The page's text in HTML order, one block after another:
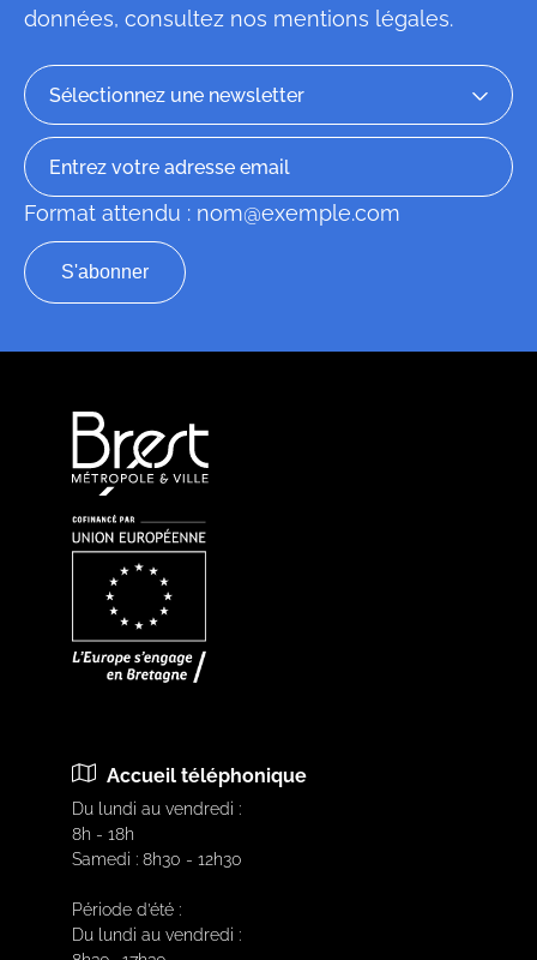
données, consultez nos mentions légales.
Format attendu : nom@exemple.com
Accueil téléphonique
Du lundi au vendredi :
8h - 18h
Samedi : 8h30 - 12h30
Période d’été :
Du lundi au vendredi :